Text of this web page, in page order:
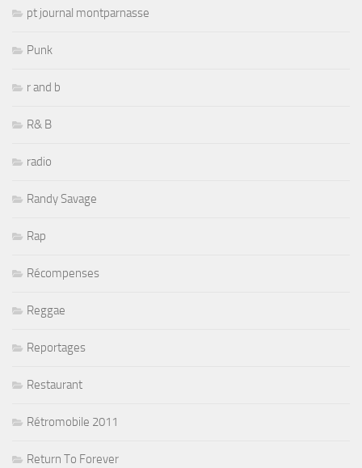
pt journal montparnasse
Punk
r and b
R& B
radio
Randy Savage
Rap
Récompenses
Reggae
Reportages
Restaurant
Rétromobile 2011
Return To Forever